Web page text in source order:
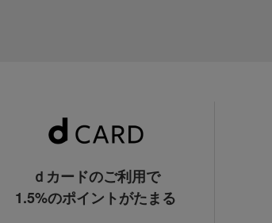
ｄカードのご利用で
1.5%のポイントがたまる